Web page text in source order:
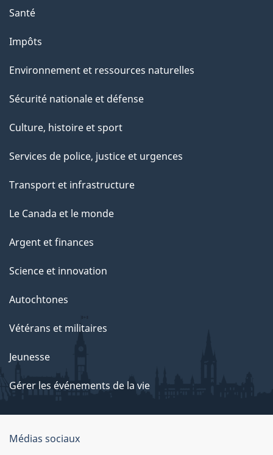
Santé
Impôts
Environnement et ressources naturelles
Sécurité nationale et défense
Culture, histoire et sport
Services de police, justice et urgences
Transport et infrastructure
Le Canada et le monde
Argent et finances
Science et innovation
Autochtones
Vétérans et militaires
Jeunesse
Gérer les événements de la vie
Organisation
Médias sociaux